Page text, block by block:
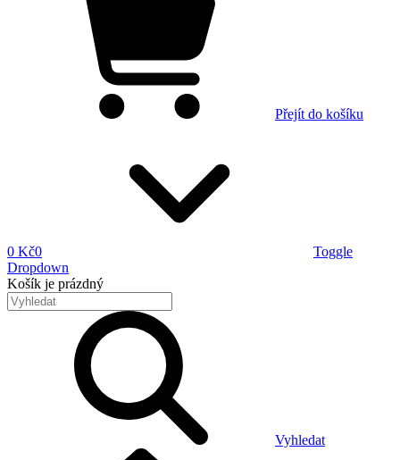
Přejít do košíku
0 Kč0
Toggle
Dropdown
Košík je prázdný
Vyhledat